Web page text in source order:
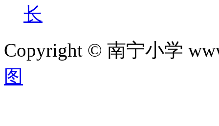
长
Copyright © 南宁小学
图